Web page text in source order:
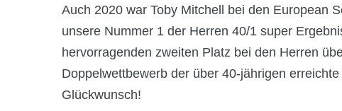
Auch 2020 war Toby Mitchell bei den European
unsere Nummer 1 der Herren 40/1 super
hervorragenden zweiten Platz bei den Herren
Doppelwettbewerb der über 40-jährigen
Glückwunsch!